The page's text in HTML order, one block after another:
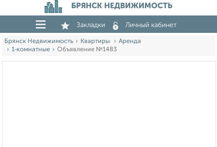
БРЯНСК НЕДВИЖИМОСТЬ
Закладки Личный кабинет
Брянск Недвижимость Квартиры
Аренда
1‑комнатные
Объявление №1483